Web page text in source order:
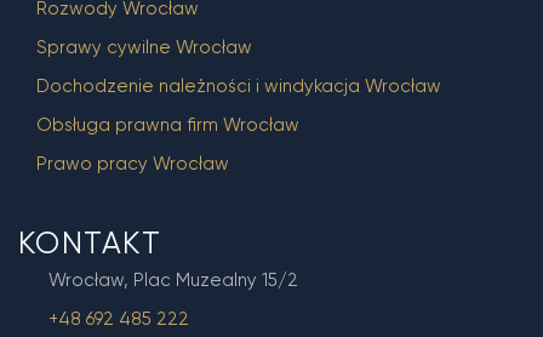
Rozwody Wrocław
Sprawy cywilne Wrocław
Dochodzenie należności i windykacja Wrocław
Obsługa prawna firm Wrocław
Prawo pracy Wrocław
KONTAKT
Wrocław, Plac Muzealny 15/2
+48 692 485 222